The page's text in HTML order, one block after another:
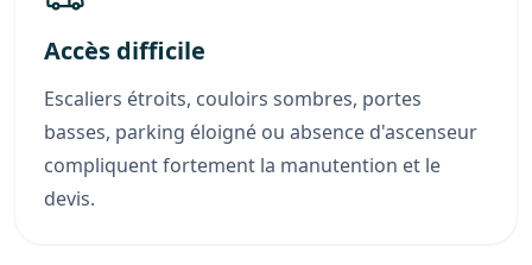
Accès difficile
Escaliers étroits, couloirs sombres, portes
basses, parking éloigné ou absence d'ascenseur
compliquent fortement la manutention et le
devis.